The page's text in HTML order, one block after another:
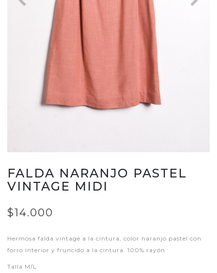
Previous Next
FALDA NARANJO PASTEL
VINTAGE MIDI
$14.000
Hermosa falda vintage a la cintura, color naranjo pastel con
forro interior y fruncido a la cintura. 100% rayón
Talla M/L